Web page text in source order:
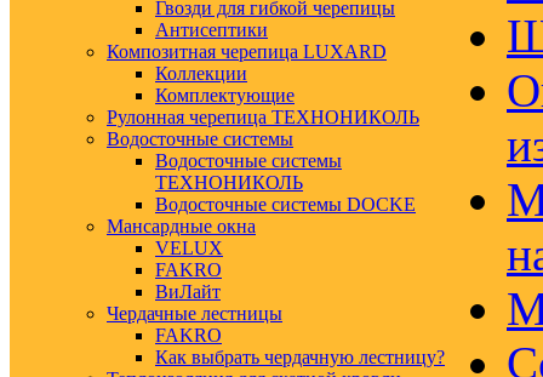
Гвозди для гибкой черепицы
Антисептики
Композитная черепица LUXARD
Коллекции
Комплектующие
Рулонная черепица ТЕХНОНИКОЛЬ
Водосточные системы
Водосточные системы
ТЕХНОНИКОЛЬ
Водосточные системы DOCKE
Мансардные окна
VELUX
FAKRO
ВиЛайт
Чердачные лестницы
FAKRO
Как выбрать чердачную лестницу?